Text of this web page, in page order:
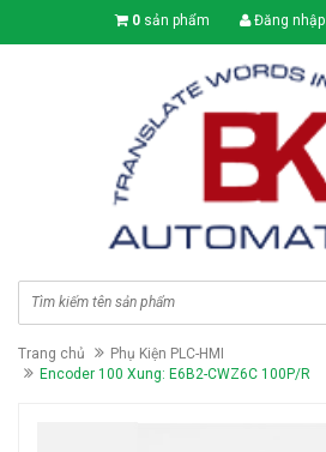
0 sản phẩm Đăng nhập
Trang chủ
Phụ Kiện PLC-HMI
Encoder 100 Xung: E6B2-CWZ6C 100P/R